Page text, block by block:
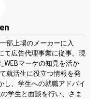
部上場のメーカーに入
て広告代理事業に従事。現
WEBマーケの知見を活か
就活生に役立つ情報を発
し、学生への就職アドバイ
学生と面談を行い、さま